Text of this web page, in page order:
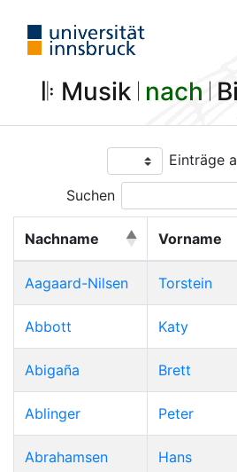
𝄆 Musik 𝄀 nach 𝄀
Einträge
Suchen
Nachname Vorname
Aagaard-Nilsen Torstein
Abbott Katy
Abigaña Brett
Ablinger Peter
Abrahamsen Hans